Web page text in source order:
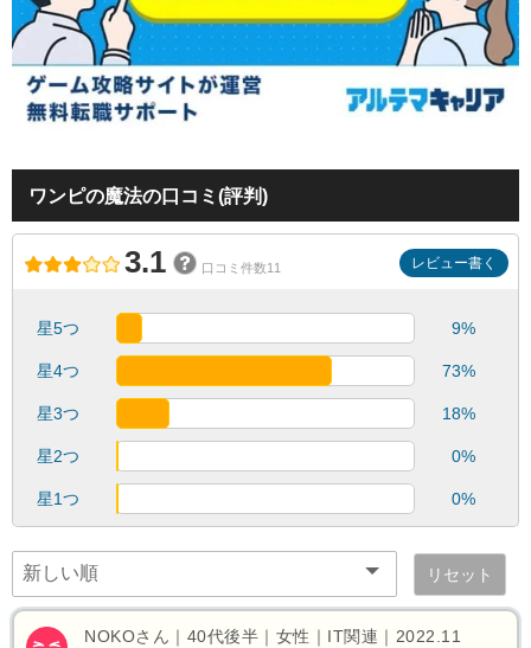
ワンピの魔法の口コミ(評判)
3.1 口コミ件数11 レビュー書く
星5つ 9%
星4つ 73%
星3つ 18%
星2つ 0%
星1つ 0%
リセット
NOKOさん｜40代後半｜女性｜IT関連｜2022.11